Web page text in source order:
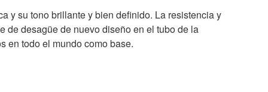
y su tono brillante y bien definido. La resistencia y
de desagüe de nuevo diseño en el tubo de la
en todo el mundo como base.